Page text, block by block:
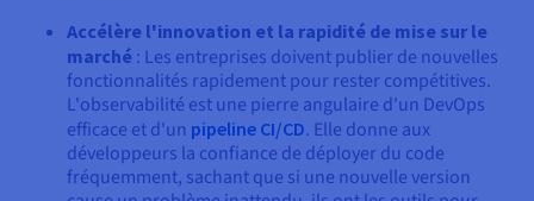
Accélère l'innovation et la rapidité de mise sur le
marché : Les entreprises doivent publier de nouvelles
fonctionnalités rapidement pour rester compétitives.
L'observabilité est une pierre angulaire d'un DevOps
efficace et d'un pipeline CI/CD. Elle donne aux
développeurs la confiance de déployer du code
fréquemment, sachant que si une nouvelle version